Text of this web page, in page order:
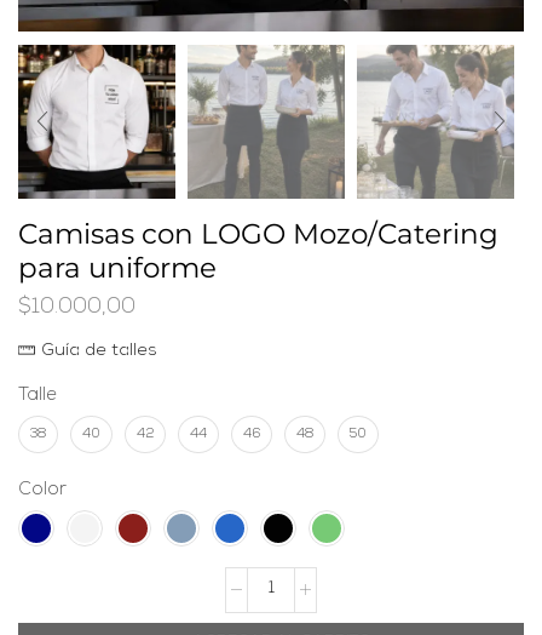
Camisas con LOGO Mozo/Catering
para uniforme
$10.000,00
Guía de talles
Talle
38 40 42 44 46 48 50
Color